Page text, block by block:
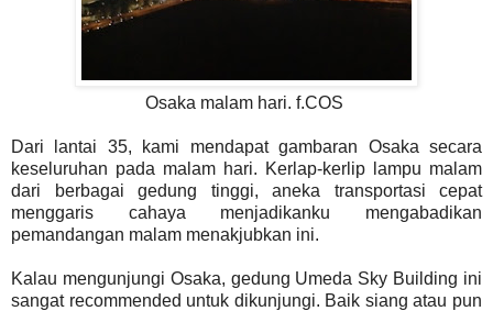
Osaka malam hari. f.COS
Dari lantai 35, kami mendapat gambaran Osaka secara
keseluruhan pada malam hari. Kerlap-kerlip lampu malam
dari berbagai gedung tinggi, aneka transportasi cepat
menggaris cahaya menjadikanku mengabadikan
pemandangan malam menakjubkan ini.
Kalau mengunjungi Osaka, gedung Umeda Sky Building ini
sangat recommended untuk dikunjungi. Baik siang atau pun